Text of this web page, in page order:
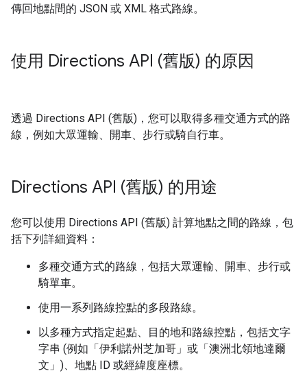
傳回地點間的 JSON 或 XML 格式路線。
使用 Directions API (舊版) 的原因
透過 Directions API (舊版)，您可以取得多種交通方式的路
線，例如大眾運輸、開車、步行或騎自行車。
Directions API (舊版) 的用途
您可以使用 Directions API (舊版) 計算地點之間的路線，包
括下列詳細資料：
多種交通方式的路線，包括大眾運輸、開車、步行或
騎單車。
使用一系列路線控點的多段路線。
以多種方式指定起點、目的地和路線控點，包括文字
字串 (例如「伊利諾州芝加哥」或「澳洲北領地達爾
文」)、地點 ID 或經緯度座標。